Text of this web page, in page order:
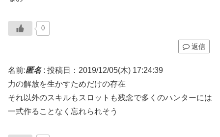
0
返信
名前:匿名: 投稿日：2019/12/05(木) 17:24:39
力の解放を生かすためだけの存在
それ以外のスキルもスロットも残念で多くのハンターには
一式作ることなく忘れられそう